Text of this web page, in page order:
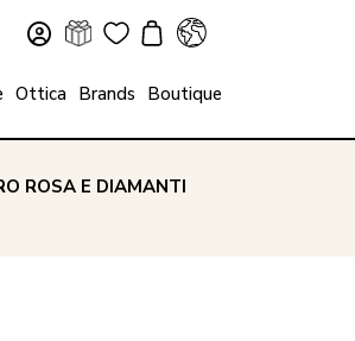
Ottica Brands Boutique
ROSA E DIAMANTI